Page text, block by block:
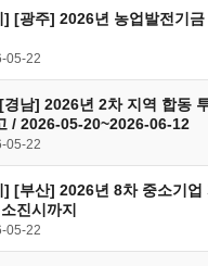
] [광주] 2026년 농업발전기
05-22
남] 2026년 2차 지역 합동
/ 2026-05-20~2026-06-12
05-22
[부산] 2026년 8차 중소기업
진시까지
05-22